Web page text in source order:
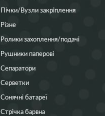
Пічки/Вузли закріплення
Різне
Ролики захоплення/подачі
Рушники паперові
Сепаратори
Серветки
Сонячні батареї
Стрічка барвна